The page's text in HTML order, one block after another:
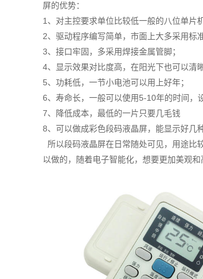
屏的优势：
1、对主控要求单位比较低一般的八位单片
2、驱动程序编写简单，市面上大多采用标
3、接口牢固，多采用焊接金属管脚；
4、显示效果对比度高，在阳光下也可以清
5、功耗低，一节小电池可以用上好年；
6、寿命长，一般可以使用5-10年的时间，
7、降低成本，最低的一片只要几毛钱
8、可以做成彩色段码液晶屏，能显示好几
所以段码液晶屏在日常随处可见，用途比
以做的，随着电子智能化，想要更加美观